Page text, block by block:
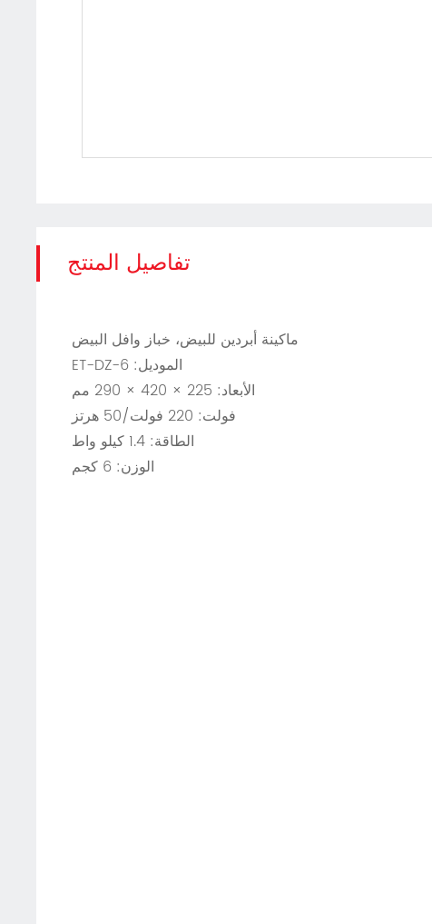
تفاصيل المنتج
ماكينة أبردين للبيض، خباز وافل البيض
الموديل: ET-DZ-6
الأبعاد: 225 × 420 × 290 مم
فولت: 220 فولت/50 هرتز
الطاقة: 1.4 كيلو واط
الوزن: 6 كجم